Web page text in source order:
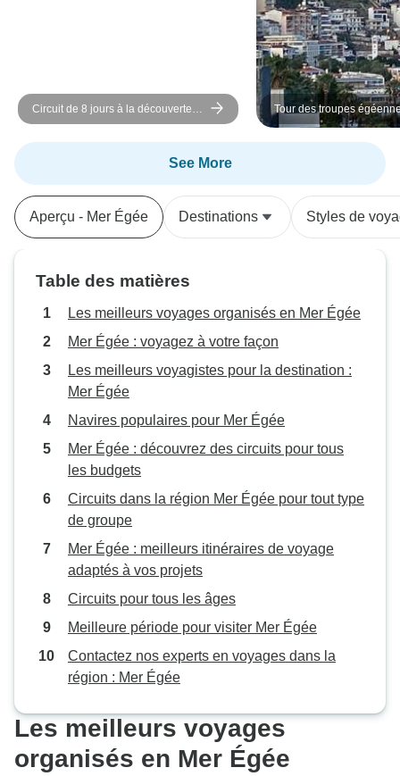
Circuit de 8 jours à la découverte
de la Turquie *Les meilleurs
moments
Tour des troupes
See More
Aperçu - Mer Égée Destinations Styles de
Table des matières
Les meilleurs voyages organisés en Mer Égée
Mer Égée : voyagez à votre façon
Les meilleurs voyagistes pour la destination :
Mer Égée
Navires populaires pour Mer Égée
Mer Égée : découvrez des circuits pour tous
les budgets
Circuits dans la région Mer Égée pour tout type
de groupe
Mer Égée : meilleurs itinéraires de voyage
adaptés à vos projets
Circuits pour tous les âges
Meilleure période pour visiter Mer Égée
Contactez nos experts en voyages dans la
région : Mer Égée
Les meilleurs voyages
organisés en Mer Égée